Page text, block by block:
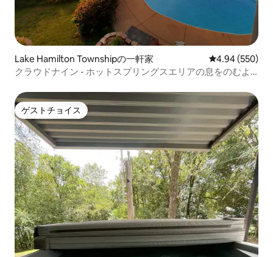
Lake Hamilton Townshipの一軒家 レビュー550
4.94 (550)
クラウドナイン - ホットスプリングスエリアの息をのむよ
ゲストチョイス
ゲストチョイス